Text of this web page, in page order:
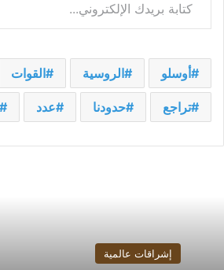
أوسلو الروسية القوات
تراجع حدودنا عدد
إشراقات عالمية